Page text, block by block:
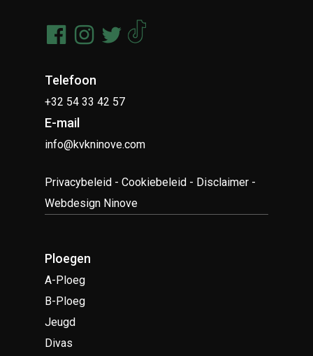
Telefoon
+32 54 33 42 57
E-mail
info@kvkninove.com
Privacybeleid -Cookiebeleid - Disclaimer -
Webdesign Ninove
Ploegen
A-Ploeg
B-Ploeg
Jeugd
Divas